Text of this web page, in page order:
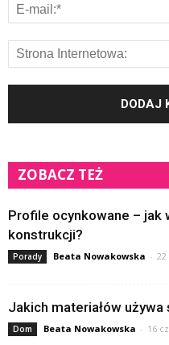
ZOBACZ TEŻ
Profile ocynkowane – jak
konstrukcji?
Porady Beata Nowakowska -
Jakich materiałów
Dom Beata Nowakowska - 16